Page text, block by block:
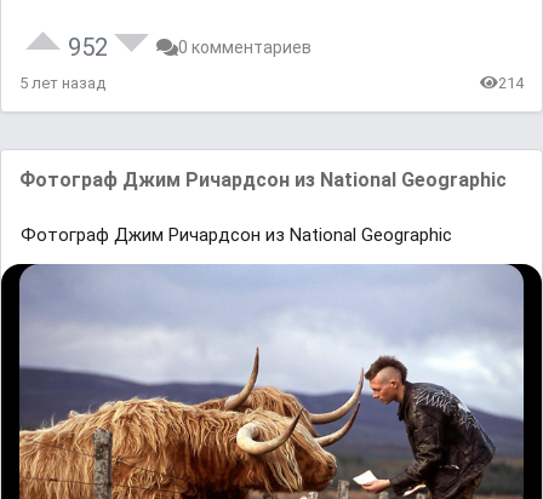
952 0 комментариев
5 лет назад 214
Фотограф Джим Ричардсон из National Geographic
Фотограф Джим Ричардсон из National Geographic